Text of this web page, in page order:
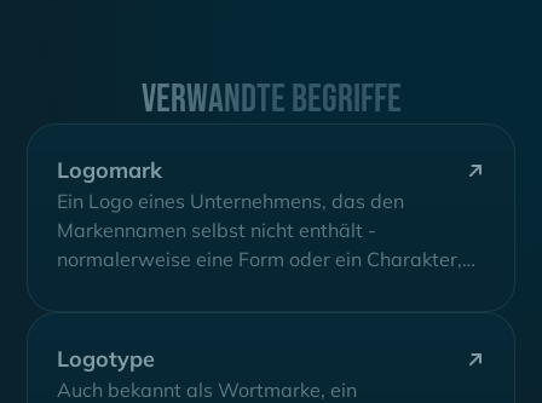
Verwandte Begriffe
Logomark
Ein Logo eines Unternehmens, das den
Markennamen selbst nicht enthält -
normalerweise eine Form oder ein Charakter,
Logotype
Auch bekannt als Wortmarke, ein